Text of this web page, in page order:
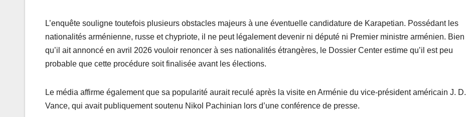
L’enquête souligne toutefois plusieurs obstacles majeurs à une éventuelle candidature de Karapetian. Possédant les
nationalités arménienne, russe et chypriote, il ne peut légalement devenir ni député ni Premier ministre arménien. Bien
qu’il ait annoncé en avril 2026 vouloir renoncer à ses nationalités étrangères, le Dossier Center estime qu’il est peu
probable que cette procédure soit finalisée avant les élections.
Le média affirme également que sa popularité aurait reculé après la visite en Arménie du vice-président américain J. D.
Vance, qui avait publiquement soutenu Nikol Pachinian lors d’une conférence de presse.